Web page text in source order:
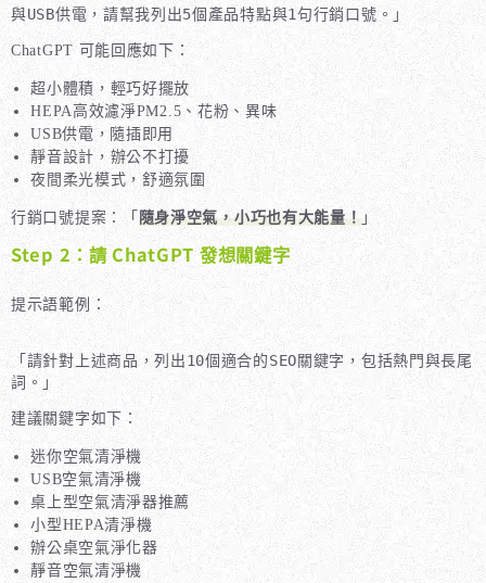
ChatGPT 可能回應如下：
超小體積，輕巧好擺放
HEPA高效濾淨PM2.5、花粉、異味
USB供電，隨插即用
靜音設計，辦公不打擾
夜間柔光模式，舒適氛圍
行銷口號提案：「 隨身淨空氣，小巧也有大能量！ 」
Step 2：請 ChatGPT 發想關鍵字
提示語範例：
「請針對上述商品，列出10個適合的SEO關鍵字，包括熱門與長尾
建議關鍵字如下：
迷你空氣清淨機
USB空氣清淨機
桌上型空氣清淨器推薦
小型HEPA清淨機
辦公桌空氣淨化器
靜音空氣清淨機